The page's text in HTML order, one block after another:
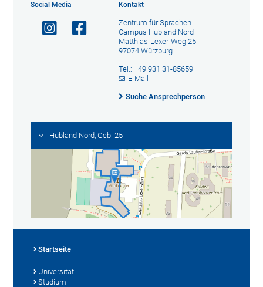
Social Media Kontakt
Zentrum für Sprachen
Campus Hubland Nord
Matthias-Lexer-Weg 25
97074 Würzburg
Tel.: +49 931 31-85659
E-Mail
Suche Ansprechperson
Hubland Nord, Geb. 25
Startseite
Universität
Studium